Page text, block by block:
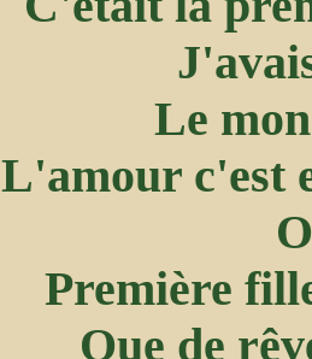
Le
L'amour c'est
Première
Que de